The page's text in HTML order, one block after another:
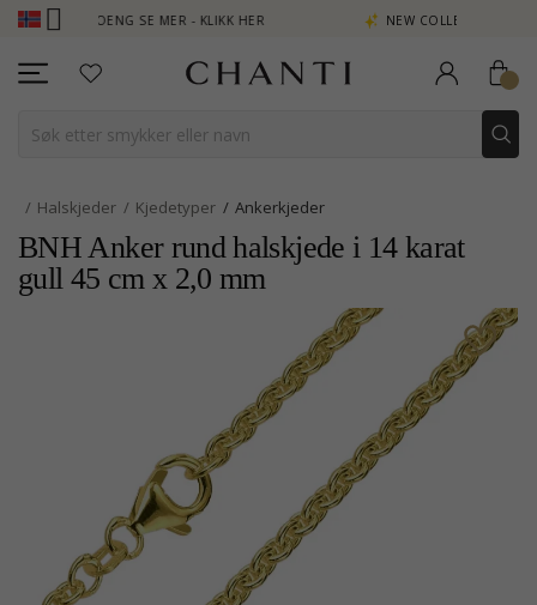
POENG SE MER - KLIKK HER NEW COLLECTION | AURA
Halskjeder Kjedetyper Ankerkjeder
BNH Anker rund halskjede i 14 karat
gull 45 cm x 2,0 mm